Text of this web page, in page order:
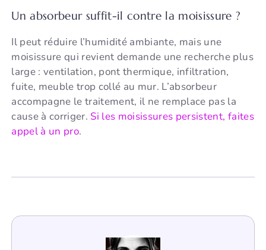
Un absorbeur suffit-il contre la moisissure ?
Il peut réduire l’humidité ambiante, mais une
moisissure qui revient demande une recherche plus
large : ventilation, pont thermique, infiltration,
fuite, meuble trop collé au mur. L’absorbeur
accompagne le traitement, il ne remplace pas la
cause à corriger. Si les moisissures persistent, faites
appel à un pro.